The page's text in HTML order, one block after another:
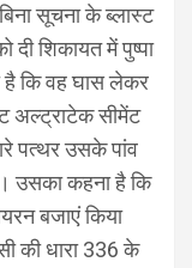
सूचना के ब्लास्ट
शिकायत में पुष्पा
है कि वह घास लेकर
अल्ट्राटेक सीमेंट
पत्थर उसके पांव
उसका कहना है कि
बजाएं किया
की धारा 336 के